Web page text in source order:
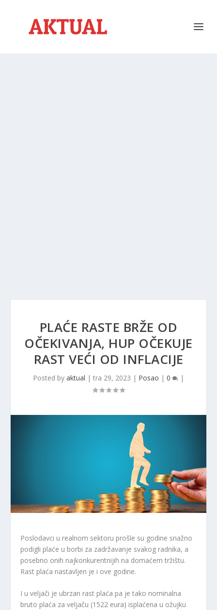
PLAĆE RASTE BRŽE OD
OČEKIVANJA, HUP OČEKUJE
RAST VEĆI OD INFLACIJE
Posted by aktual | tra 29, 2023 | Posao | 0 |
Poslodavci u realnom sektoru prošle su godine snažno
podigli plaće u borbi za zadržavanje svakog radnika, a
posebno onih najkonkurentnijih na domaćem tržištu.
Rast plaća nastavljen je i ove godine.
I u veljači je ubrzan rast plaća pa je tako nominalna
bruto plaća za veljaču (1522 eura) isplaćena u ožujku